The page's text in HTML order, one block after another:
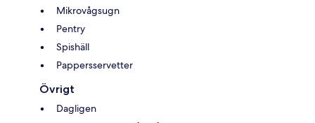
Mikrovågsugn
Pentry
Spishäll
Pappersservetter
Övrigt
Dagligen